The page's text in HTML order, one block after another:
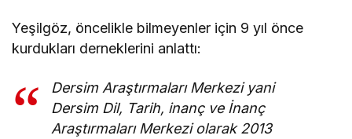
Yeşilgöz, öncelikle bilmeyenler için 9 yıl önce
kurdukları derneklerini anlattı:
Dersim Araştırmaları Merkezi yani
Dersim Dil, Tarih, inanç ve İnanç
Araştırmaları Merkezi olarak 2013